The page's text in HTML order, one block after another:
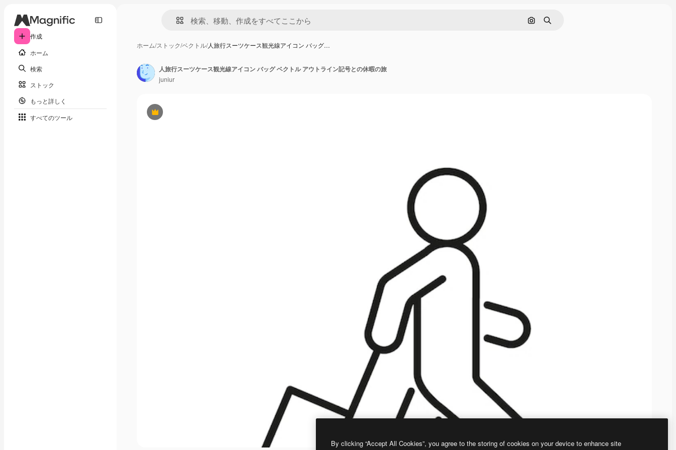
作成
ホーム
検索
ストック
もっと詳しく
すべてのツール
画像で検索
検索
ホーム/ストック/ベクトル/人旅行スーツケース観光線アイコン バッグ…
Premium
人旅行スーツケース観光線アイコン バッグ ベクトル アウトライン記号との休暇の旅
juniur
By clicking “Accept All Cookies”, you agree to the storing of cookies on your device to enhance site